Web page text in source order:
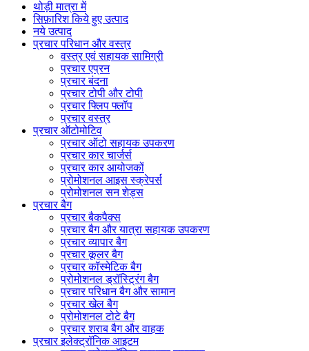
थोड़ी मात्रा में
सिफ़ारिश किये हुए उत्पाद
नये उत्पाद
प्रचार परिधान और वस्त्र
वस्त्र एवं सहायक सामिग्री
प्रचार एप्रन
प्रचार बंदना
प्रचार टोपी और टोपी
प्रचार फ्लिप फ्लॉप
प्रचार वस्त्र
प्रचार ऑटोमोटिव
प्रचार ऑटो सहायक उपकरण
प्रचार कार चार्जर्स
प्रचार कार आयोजकों
प्रोमोशनल आइस स्क्रेपर्स
प्रोमोशनल सन शेड्स
प्रचार बैग
प्रचार बैकपैक्स
प्रचार बैग और यात्रा सहायक उपकरण
प्रचार व्यापार बैग
प्रचार कूलर बैग
प्रचार कॉस्मेटिक बैग
प्रोमोशनल ड्रॉस्ट्रिंग बैग
प्रचार परिधान बैग और सामान
प्रचार खेल बैग
प्रोमोशनल टोटे बैग
प्रचार शराब बैग और वाहक
प्रचार इलेक्ट्रॉनिक आइटम